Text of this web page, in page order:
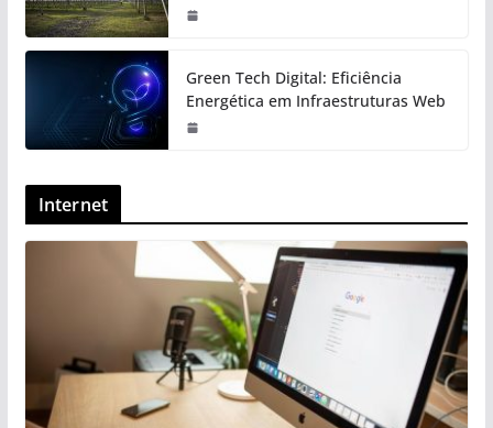
Green Tech Digital: Eficiência
Energética em Infraestruturas Web
Internet